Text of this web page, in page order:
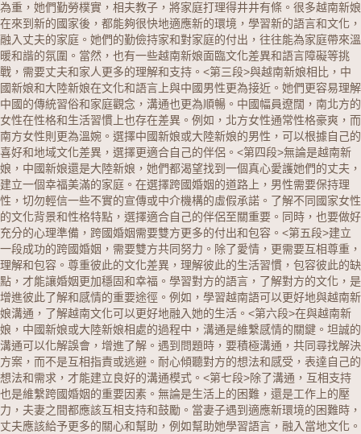
為重，她們勤勞樸實，相夫教子，將家庭打理得井井有條。很多越南新娘
在來到新的國家後，都能夠很快地適應新的環境，學習新的語言和文化，
融入丈夫的家庭。她們的勤儉持家和對家庭的付出，往往能為家庭帶來溫
暖和諧的氛圍。當然，也有一些越南新娘面臨文化差異和語言障礙等挑
戰，需要丈夫和家人更多的理解和支持。<第三段>與越南新娘相比，中
國新娘和大陸新娘在文化和語言上與中國男性更為接近。她們更容易理解
中國的傳統習俗和家庭觀念，溝通也更為順暢。中國幅員遼闊，南北方的
女性在性格和生活習慣上也存在差異。例如，北方女性通常性格豪爽，而
南方女性則更為溫婉。選擇中國新娘或大陸新娘的男性，可以根據自己的
喜好和地域文化差異，選擇更適合自己的伴侶。<第四段>無論是越南新
娘，中國新娘還是大陸新娘，她們都渴望找到一個真心愛護她們的丈夫，
建立一個幸福美滿的家庭。在選擇跨國婚姻的道路上，男性需要保持理
性，切勿輕信一些不實的宣傳或中介機構的虛假承諾。了解不同國家女性
的文化背景和性格特點，選擇適合自己的伴侶至關重要。同時，也要做好
充分的心理準備，跨國婚姻需要雙方更多的付出和包容。<第五段>建立
一段成功的跨國婚姻，需要雙方共同努力。除了愛情，更需要互相尊重，
理解和包容。尊重彼此的文化差異，理解彼此的生活習慣，包容彼此的缺
點，才能讓婚姻更加穩固和幸福。學習對方的語言，了解對方的文化，是
增進彼此了解和感情的重要途徑。例如，學習越南語可以更好地與越南新
娘溝通，了解越南文化可以更好地融入她的生活。<第六段>在與越南新
娘，中國新娘或大陸新娘相處的過程中，溝通是維繫感情的關鍵。坦誠的
溝通可以化解誤會，增進了解。遇到問題時，要積極溝通，共同尋找解決
方案，而不是互相指責或逃避。耐心傾聽對方的想法和感受，表達自己的
想法和需求，才能建立良好的溝通模式。<第七段>除了溝通，互相支持
也是維繫跨國婚姻的重要因素。無論是生活上的困難，還是工作上的壓
力，夫妻之間都應該互相支持和鼓勵。當妻子遇到適應新環境的困難時，
丈夫應該給予更多的關心和幫助，例如幫助她學習語言，融入當地文化。